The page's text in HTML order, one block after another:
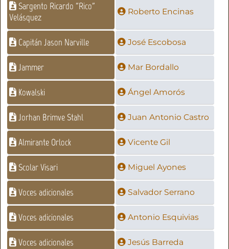
Sargento Ricardo "Rico"
Velásquez
Roberto Encinas
Capitán Jason Narville José Escobosa
Jammer Mar Bordallo
Kowalski Ángel Amorós
Jorhan Brimve Stahl Juan Antonio Castro
Almirante Orlock Vicente Gil
Scolar Visari Miguel Ayones
Voces adicionales Salvador Serrano
Voces adicionales Antonio Esquivias
Voces adicionales Jesús Barreda